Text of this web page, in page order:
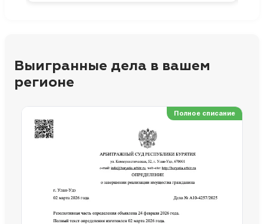
Выигранные дела в вашем
регионе
Полное списание